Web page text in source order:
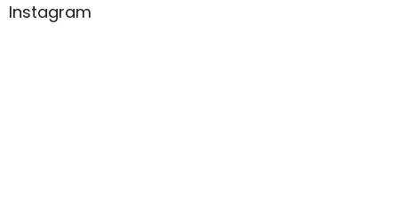
Instagram